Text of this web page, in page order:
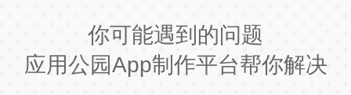
你可能遇到的问题
应用公园App制作平台帮你解决